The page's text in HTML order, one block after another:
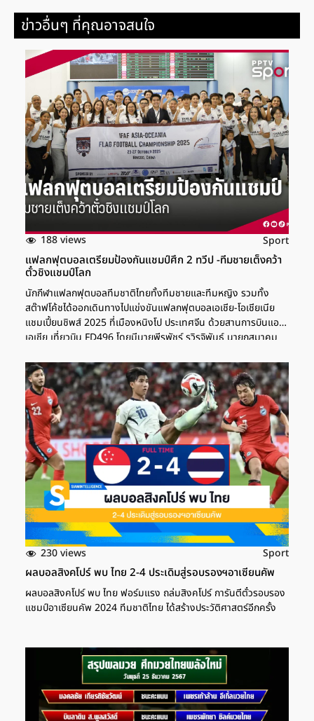
ข่าวอื่นๆ ที่คุณอาจสนใจ
188 views Sport
แฟลกฟุตบอลเตรียมป้องกันแชมป์ศึก 2 ทวีป -ทีมชายเต็งคว้า
ตั๋วชิงแชมป์โลก
นักกีฬาแฟลกฟุตบอลทีมชาติไทยทั้งทีมชายและทีมหญิง รวมทั้ง
สต๊าฟโค้ชได้ออกเดินทางไปแข่งขันแฟลกฟุตบอลเอเชีย-โอเชียเนีย
แชมเปี้ยนชิพส์ 2025 ที่เมืองหนิงโป ประเทศจีน ด้วยสานการบินแอร์
เอเชีย เที่ยวบิน FD496 โดยมีนายพีรพัชร์ รวิรุจิพันธุ์ นายกสมาคม
ดอนเมือง เมื่อวันที่ 22 ตุลาคม โดยรายการนี้จะมีขึ้นระหว่างวันที่ 24-
26 ตุลาคมนี้ ขณะที่ผลงานเมื่อปี 2 ปีที่แล้ว ทีมชายไทยได้แชมป์มา
ครอง ส่วนทีมหญิงคว้าอันดับ 5 สมาคมกีฬาอเมริกันฟุตบอลไทย
นายพีรพัชร์ รวิรุจิพันธุ์ นายพีรพัชร์ รวิรุจิพันธุ์ นายกสมาคมกีฬา
อเมริกันฟุตบอลไทย นายพีรพัชร์กล่าวว่า นักกีฬาชุดนี้เก็บตัวมานาน
5 เดือน มีความพร้อมพอสมควร มีผลงานที่ดีจากการแข่งขันมาก่อน
หน้านี้หลายรายการ สำหรับรายการนี้เป็นการชิงแชมป์ระหว่างชาติจาก
เอเชียและโอเชียเนีย เชื่อมั่นว่าทีมชายจะต้องติด 1 ใน 3 ส่วนทีมหญิง
ตั้งเป้าที่อันดับ 5 ก็น่าพอใจ แต่ยังคาดหวังว่าจะติดอันดับ 1-3 ได้ เพื่อ
ได้สิทธิไปแข่งขันชิงศึกชิงแชมป์โลก ในปีหน้า เชื่อมั่นว่าจะเป็นกีฬา
ประเภททีมของไทยที่ได้สิทธิไปแข่งขันโอลิมปิกเกมส์ เป็นทีมแรกใน
รอบ 50 […]
230 views
Sport
ผลบอลสิงคโปร์ พบ ไทย 2-4 ประเดิมสู่รอบรองฯอาเซียนคัพ
ผลบอลสิงคโปร์ พบ ไทย ฟอร์มแรง ถล่มสิงคโปร์ การันตีตั๋วรอบรอง
แชมป์อาเซียนคัพ 2024 ทีมชาติไทย ได้สร้างประวัติศาสตร์อีกครั้ง